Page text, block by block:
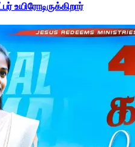
உயிரோடிருக்கிறார்